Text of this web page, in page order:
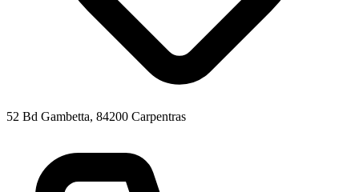
52 Bd Gambetta, 84200 Carpentras